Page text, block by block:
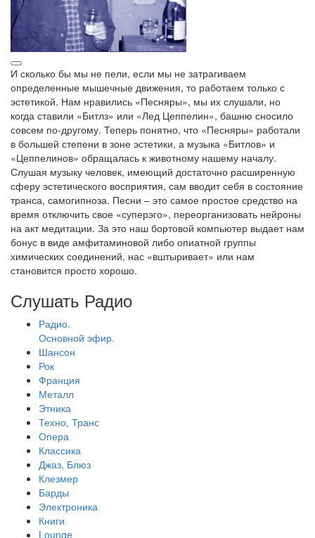
И сколько бы мы не пели, если мы не затрагиваем
определенные мышечные движения, то работаем только с
эстетикой. Нам нравились «Песняры», мы их слушали, но
когда ставили «Битлз» или «Лед Цеппелин», башню сносило
совсем по-другому. Теперь понятно, что «Песняры» работали
в большей степени в зоне эстетики, а музыка «Битлов» и
«Цеппелинов» обращалась к животному нашему началу.
Слушая музыку человек, имеющий достаточно расширенную
сферу эстетического восприятия, сам вводит себя в состояние
транса, самогипноза. Песни – это самое простое средство на
время отключить свое «суперэго», переорганизовать нейроны
на акт медитации. За это наш бортовой компьютер выдает нам
бонус в виде амфитаминовой либо опиатной группы
химических соединений, нас «вштыривает» или нам
становится просто хорошо.
Слушать Радио
Радио.
Основной эфир.
Шансон
Рок
Франция
Металл
Этника
Техно, Транс
Опера
Классика
Джаз, Блюз
Клезмер
Барды
Электроника
Книги
Lounge